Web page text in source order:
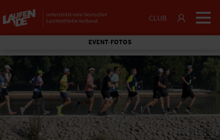
CLUB
EVENT-FOTOS